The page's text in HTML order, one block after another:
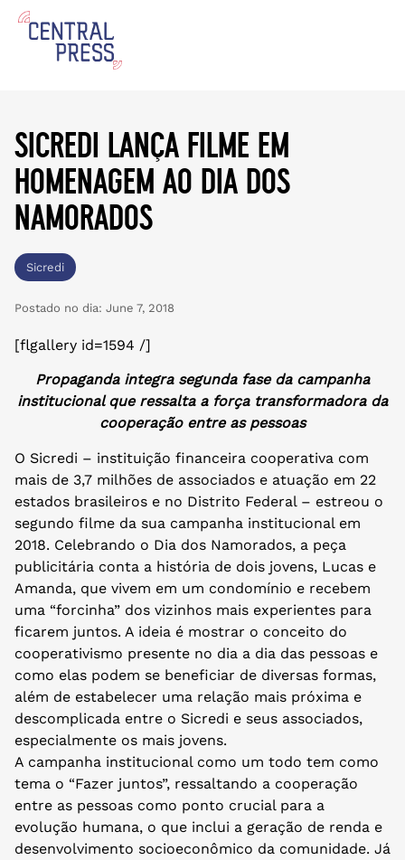
sicredi lança filme em
homenagem ao dia dos
namorados
Sicredi
Postado no dia: June 7, 2018
[flgallery id=1594 /]
Propaganda integra segunda fase da campanha
institucional que ressalta a força transformadora da
cooperação entre as pessoas
O Sicredi – instituição financeira cooperativa com
mais de 3,7 milhões de associados e atuação em 22
estados brasileiros e no Distrito Federal – estreou o
segundo filme da sua campanha institucional em
2018. Celebrando o Dia dos Namorados, a peça
publicitária conta a história de dois jovens, Lucas e
Amanda, que vivem em um condomínio e recebem
uma “forcinha” dos vizinhos mais experientes para
ficarem juntos. A ideia é mostrar o conceito do
cooperativismo presente no dia a dia das pessoas e
como elas podem se beneficiar de diversas formas,
além de estabelecer uma relação mais próxima e
descomplicada entre o Sicredi e seus associados,
especialmente os mais jovens.
A campanha institucional como um todo tem como
tema o “Fazer juntos”, ressaltando a cooperação
entre as pessoas como ponto crucial para a
evolução humana, o que inclui a geração de renda e
desenvolvimento socioeconômico da comunidade. Já